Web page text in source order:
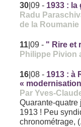
30 |09 - 1933 :
Radu
de la Roumanie
11 |09 - " Rire et
Philippe Pivion
16 |08 - 1913 : à
«
Par Yves-
Quarante-quatre
1913 ! Peu
chronométrage,